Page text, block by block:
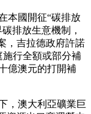
本國開征“碳排放
排放生意機制，
，吉拉德政府許諾
施行全額或部分補
億澳元的打開補
，澳大利亞礦業巨